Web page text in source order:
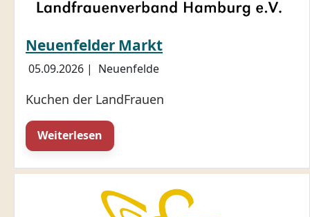
Neuenfelder Markt
05.09.2026 | Neuenfelde
Kuchen der LandFrauen
Weiterlesen